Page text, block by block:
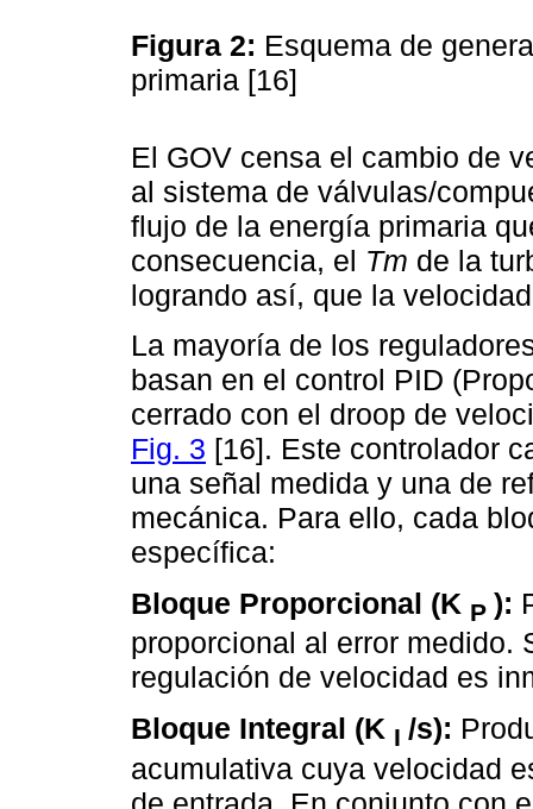
Figura 2: Esquema de
primaria [16]
El GOV censa el cambio de
al sistema de válvulas/
flujo de la energía primaria
consecuencia, el Tm de la
logrando así, que la
La mayoría de los
basan en el control PID
cerrado con el droop de
Fig. 3 [16]. Este controlador
una señal medida y una de
mecánica. Para ello, cada
específica:
Bloque Proporcional (K P ):
proporcional al error medido.
regulación de velocidad es
Bloque Integral (K I /s):
acumulativa cuya velocidad